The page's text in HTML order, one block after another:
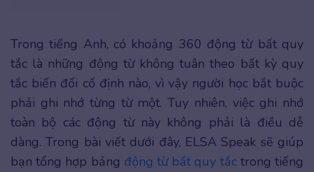
Trong tiếng Anh, có khoảng 360 động từ bất quy
tắc là những động từ không tuân theo bất kỳ quy
tắc biến đổi cố định nào, vì vậy người học bắt buộc
phải ghi nhớ từng từ một. Tuy nhiên, việc ghi nhớ
toàn bộ các động từ này không phải là điều dễ
dàng. Trong bài viết dưới đây, ELSA Speak sẽ giúp
bạn tổng hợp bảng động từ bất quy tắctrong tiếng